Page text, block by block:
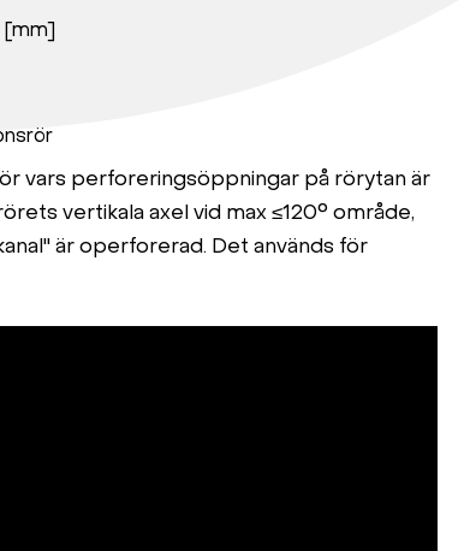
[mm]
vars perforeringsöppningar på rörytan är
vertikala axel vid max ≤120° område,
är operforerad. Det används för